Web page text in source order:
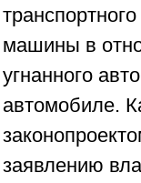
машины в
угнанного
автомобиле.
заявлению